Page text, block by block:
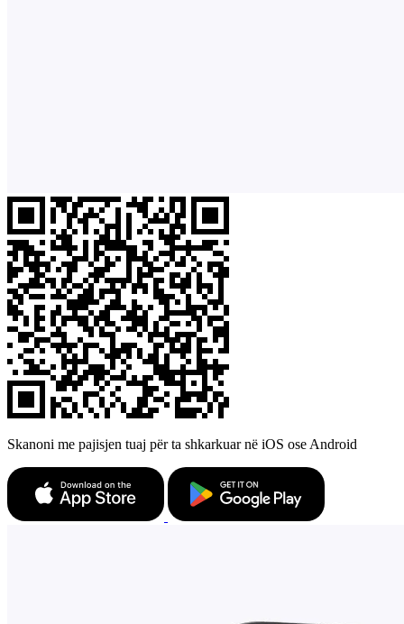
Skanoni me pajisjen tuaj për ta shkarkuar në iOS ose Android